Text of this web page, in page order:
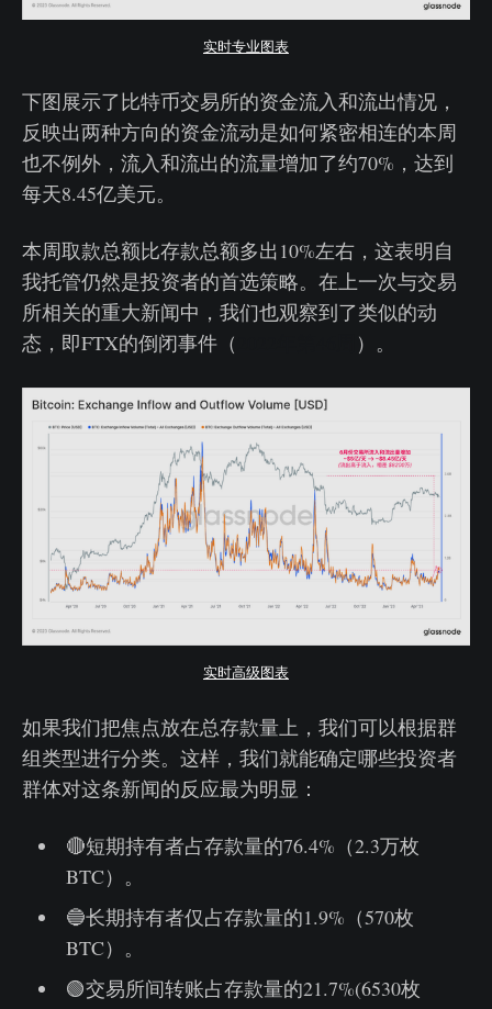
实时专业图表
下图展示了比特币交易所的资金流入和流出情况，
反映出两种方向的资金流动是如何紧密相连的本周
也不例外，流入和流出的流量增加了约70%，达到
每天8.45亿美元。
本周取款总额比存款总额多出10%左右，这表明自
我托管仍然是投资者的首选策略。在上一次与交易
所相关的重大新闻中，我们也观察到了类似的动
态，即FTX的倒闭事件（
）。
实时高级图表
如果我们把焦点放在总存款量上，我们可以根据群
组类型进行分类。这样，我们就能确定哪些投资者
群体对这条新闻的反应最为明显：
🔴短期持有者占存款量的76.4%（2.3万枚
BTC）。
🔵长期持有者仅占存款量的1.9%（570枚
BTC）。
🟢交易所间转账占存款量的21.7%(6530枚